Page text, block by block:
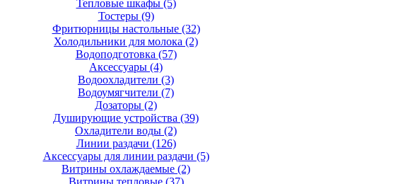
Тепловые шкафы (5)
Тостеры (9)
Фритюрницы настольные (32)
Холодильники для молока (2)
Водоподготовка (57)
Аксессуары (4)
Водоохладители (3)
Водоумягчители (7)
Дозаторы (2)
Душирующие устройства (39)
Охладители воды (2)
Линии раздачи (126)
Аксессуары для линии раздачи (5)
Витрины охлаждаемые (2)